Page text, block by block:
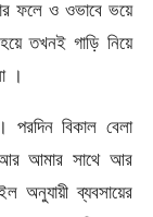
ফলে ও ওভাবে ভয়ে
তখনই গাড়ি নিয়ে
।
বিকাল বেলা
আর আমার সাথে আর
অনুযায়ী ব্যবসায়ের